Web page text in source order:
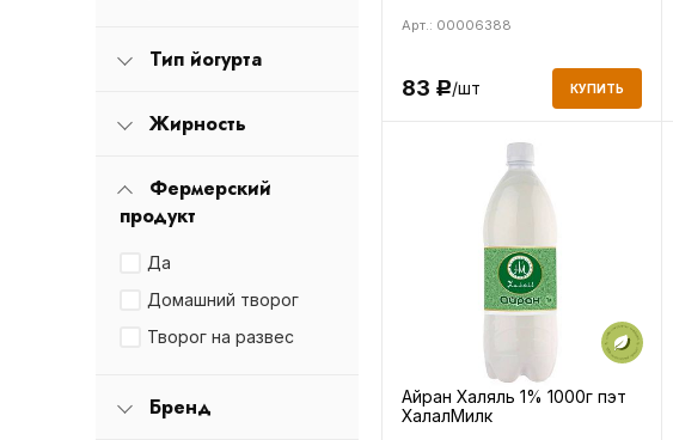
Тип йогурта
Жирность
Фермерский
продукт
Да
Домашний творог
Творог на развес
Бренд
Арт.: 00006388
83 Р/шт КУПИТЬ
Айран Халяль 1% 1000г пэт
ХалалМилк